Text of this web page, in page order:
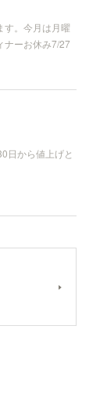
す。今月は月曜
ーお休み7/27
日から値上げと